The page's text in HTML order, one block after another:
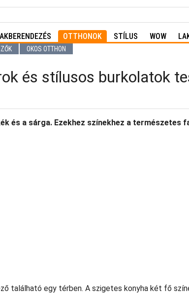
OTTHONOK STÍLUS WOW
OKOS OTTHON
és stílusos burkolatok
és a sárga. Ezekhez színekhez a természetes
található egy térben. A szigetes konyha két fő